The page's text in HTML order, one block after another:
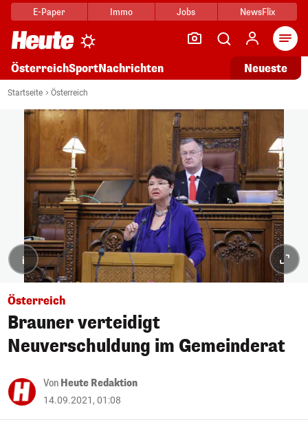
E-Paper Immo Jobs NewsFlix
ÖsterreichSportNachrichten Neueste
Startseite Österreich
i
Österreich
Brauner verteidigt
Neuverschuldung im Gemeinderat
Von Heute Redaktion
14.09.2021, 01:08